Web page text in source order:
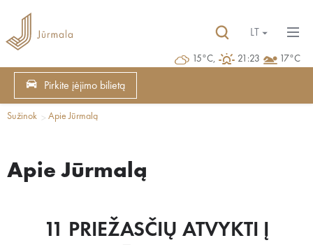
15°C, 21:23 17°C
LT
Pirkite įėjimo bilietą
Sužinok Apie Jūrmalą
Apie Jūrmalą
11 PRIEŽASČIŲ ATVYKTI Į